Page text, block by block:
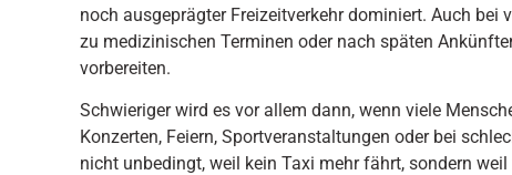
noch ausgeprägter Freizeitverkehr dominiert. Auch
zu medizinischen Terminen oder nach späten
vorbereiten.
Schwieriger wird es vor allem dann, wenn viele
Konzerten, Feiern, Sportveranstaltungen oder bei
nicht unbedingt, weil kein Taxi mehr fährt, sondern